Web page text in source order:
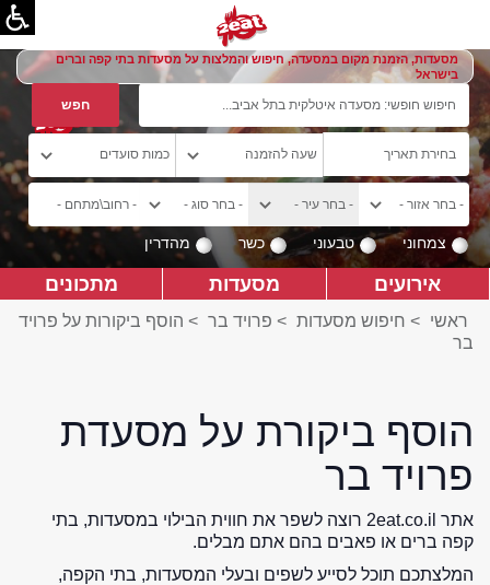
מסעדות, הזמנת מקום במסעדה, חיפוש והמלצות על מסעדות בתי קפה וברים
בישראל
צמחוני טבעוני כשר מהדרין
אירועים מסעדות מתכונים
ראשי > חיפוש מסעדות > פרויד בר > הוסף ביקורות על פרויד
בר
הוסף ביקורת על מסעדת
פרויד בר
אתר 2eat.co.il רוצה לשפר את חווית הבילוי במסעדות, בתי
קפה ברים או פאבים בהם אתם מבלים.
המלצתכם תוכל לסייע לשפים ובעלי המסעדות, בתי הקפה,